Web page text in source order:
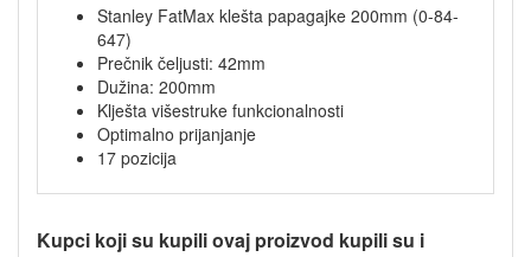
Stanley FatMax klešta papagajke 200mm (0-84-
647)
Prečnik čeljusti: 42mm
Dužina: 200mm
Klješta višestruke funkcionalnosti
Optimalno prijanjanje
17 pozicija
Kupci koji su kupili ovaj proizvod kupili su i